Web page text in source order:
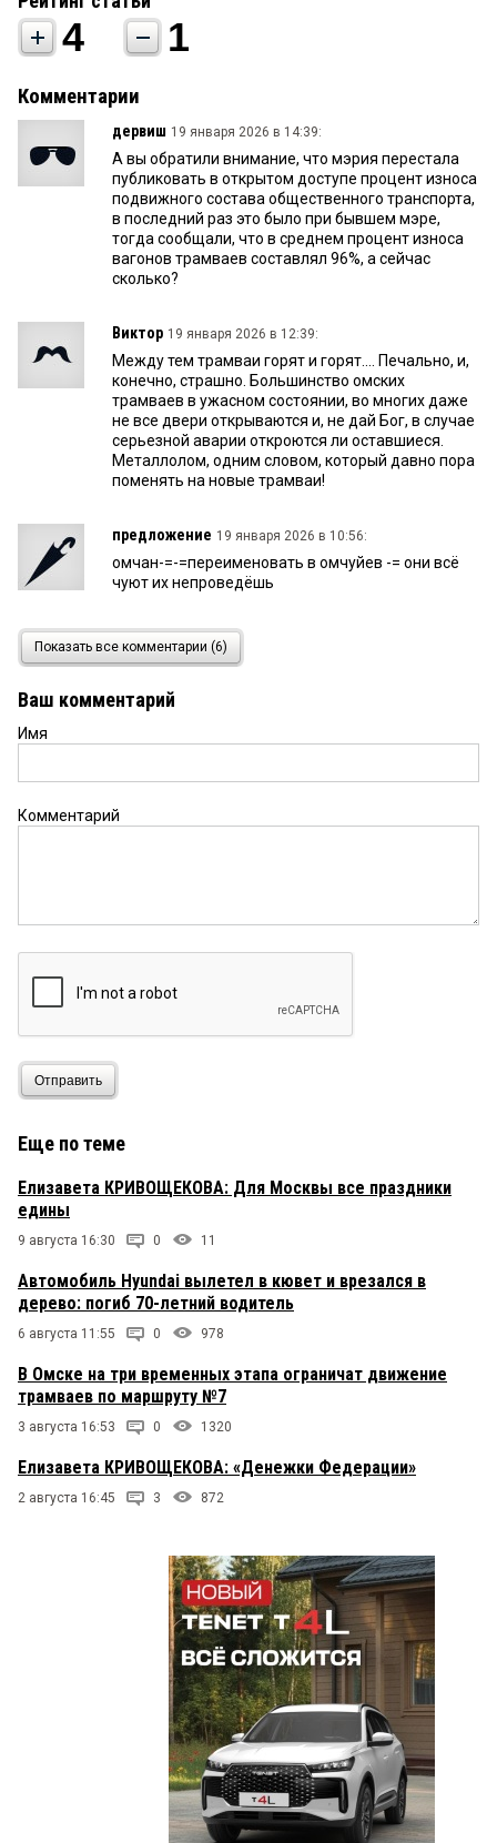
4 1
Комментарии
дервиш 19 января 2026 в 14:39:
А вы обратили внимание, что мэрия перестала
публиковать в открытом доступе процент износа
подвижного состава общественного транспорта,
в последний раз это было при бывшем мэре,
тогда сообщали, что в среднем процент износа
вагонов трамваев составлял 96%, а сейчас
сколько?
Виктор 19 января 2026 в 12:39:
Между тем трамваи горят и горят.... Печально, и,
конечно, страшно. Большинство омских
трамваев в ужасном состоянии, во многих даже
не все двери открываются и, не дай Бог, в случае
серьезной аварии откроются ли оставшиеся.
Металлолом, одним словом, который давно пора
поменять на новые трамваи!
предложение 19 января 2026 в 10:56:
омчан-=-=переименовать в омчуйев -= они всё
чуют их непроведёшь
Местный чиновник
Проблемы индейцев шерифа не волнуют.
гришковец 17 января 2026 в 13:10:
инвестиций в развлекуху. Всё путём, даешь
Показать все комментарии (6)
Ваш комментарий
Имя
Комментарий
Отправить
Еще по теме
Елизавета КРИВОЩЕКОВА: Для Москвы все праздники
едины
9 августа 16:30 0 11
Автомобиль Hyundai вылетел в кювет и врезался в
дерево: погиб 70-летний водитель
6 августа 11:55 0 978
В Омске на три временных этапа ограничат движение
трамваев по маршруту №7
3 августа 16:53 0 1320
Елизавета КРИВОЩЕКОВА: «Денежки Федерации»
2 августа 16:45 3 872